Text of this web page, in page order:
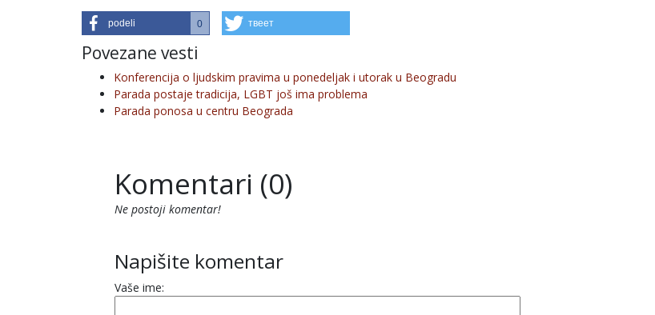
podeli 0 твеет
Povezane vesti
Konferencija o ljudskim pravima u ponedeljak i utorak u Beogradu
Parada postaje tradicija, LGBT još ima problema
Parada ponosa u centru Beograda
Komentari (0)
Ne postoji komentar!
Napišite komentar
Vaše ime: